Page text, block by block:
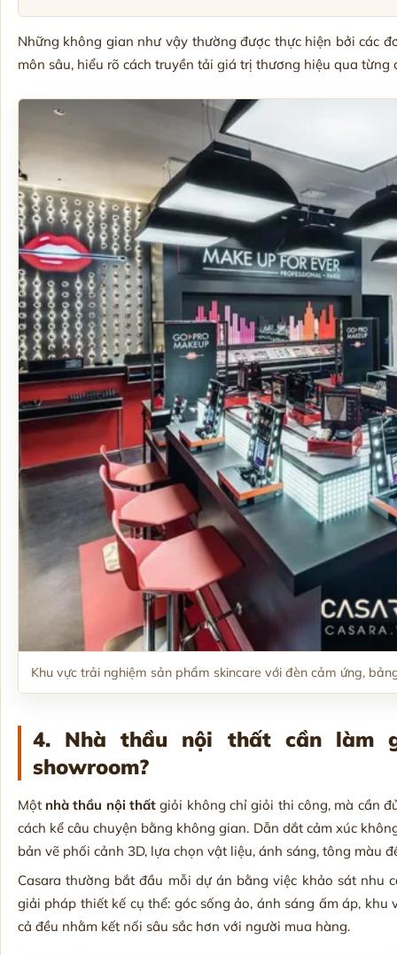
Những không gian như vậy thường được thực hiện bởi các
môn sâu, hiểu rõ cách truyền tải giá trị thương hiệu qua từng
Khu vực trải nghiệm sản phẩm skincare với đèn cảm ứng,
4. Nhà thầu nội thất cần làm
showroom?
Một nhà thầu nội thất giỏi không chỉ giỏi thi công, mà cần
cách kể câu chuyện bằng không gian. Dẫn dắt cảm xúc
bản vẽ phối cảnh 3D, lựa chọn vật liệu, ánh sáng, tông màu
Casara thường bắt đầu mỗi dự án bằng việc khảo sát nhu
giải pháp thiết kế cụ thể: góc sống ảo, ánh sáng ấm áp,
cả đều nhằm kết nối sâu sắc hơn với người mua hàng.